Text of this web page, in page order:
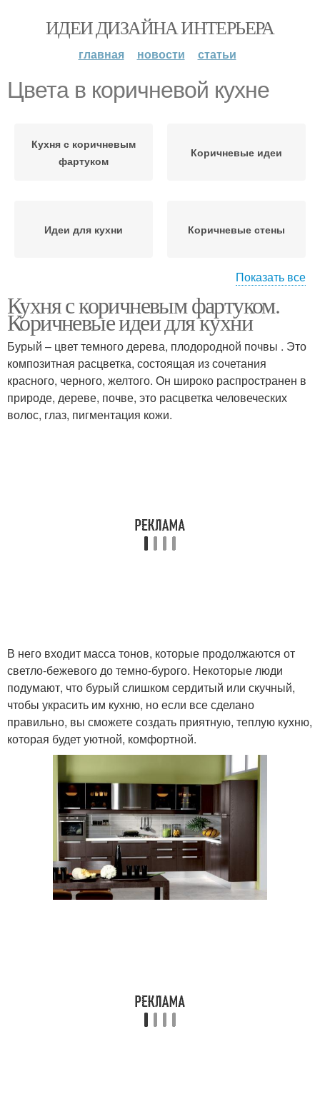
ИДЕИ ДИЗАЙНА ИНТЕРЬЕРА
главная новости статьи
Цвета в коричневой кухне
Кухня с коричневым
фартуком
Коричневые идеи
Идеи для кухни Коричневые стены
Стены на кухне Коричневый фартук
Фартук на кухне
Показать все
Кухня с коричневым фартуком.
Коричневые идеи для кухни
Бурый – цвет темного дерева, плодородной почвы . Это
композитная расцветка, состоящая из сочетания
красного, черного, желтого. Он широко распространен в
природе, дереве, почве, это расцветка человеческих
волос, глаз, пигментация кожи.
В него входит масса тонов, которые продолжаются от
светло-бежевого до темно-бурого. Некоторые люди
подумают, что бурый слишком сердитый или скучный,
чтобы украсить им кухню, но если все сделано
правильно, вы сможете создать приятную, теплую кухню,
которая будет уютной, комфортной.